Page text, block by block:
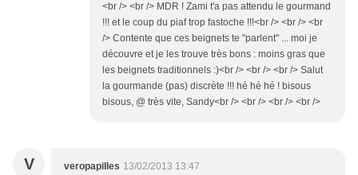
<br /> <br /> MDR ! Zami t'a pas attendu le gourmand
!!! et le coup du piaf trop fastoche !!!<br /> <br /> <br
/> Contente que ces beignets te "parlent" ... moi je
découvre et je les trouve très bons : moins gras que
les beignets traditionnels :)<br /> <br /> <br /> Salut
la gourmande (pas) discrète !!! hé hé hé ! bisous
bisous, @ très vite, Sandy<br /> <br /> <br /> <br />
V veropapilles 13/02/2013 13:47